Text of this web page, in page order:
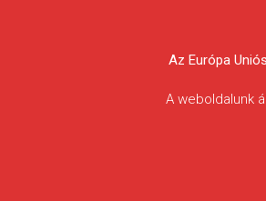
Körösvidéki
Egyesületek
Az Európa
A weboldalunk